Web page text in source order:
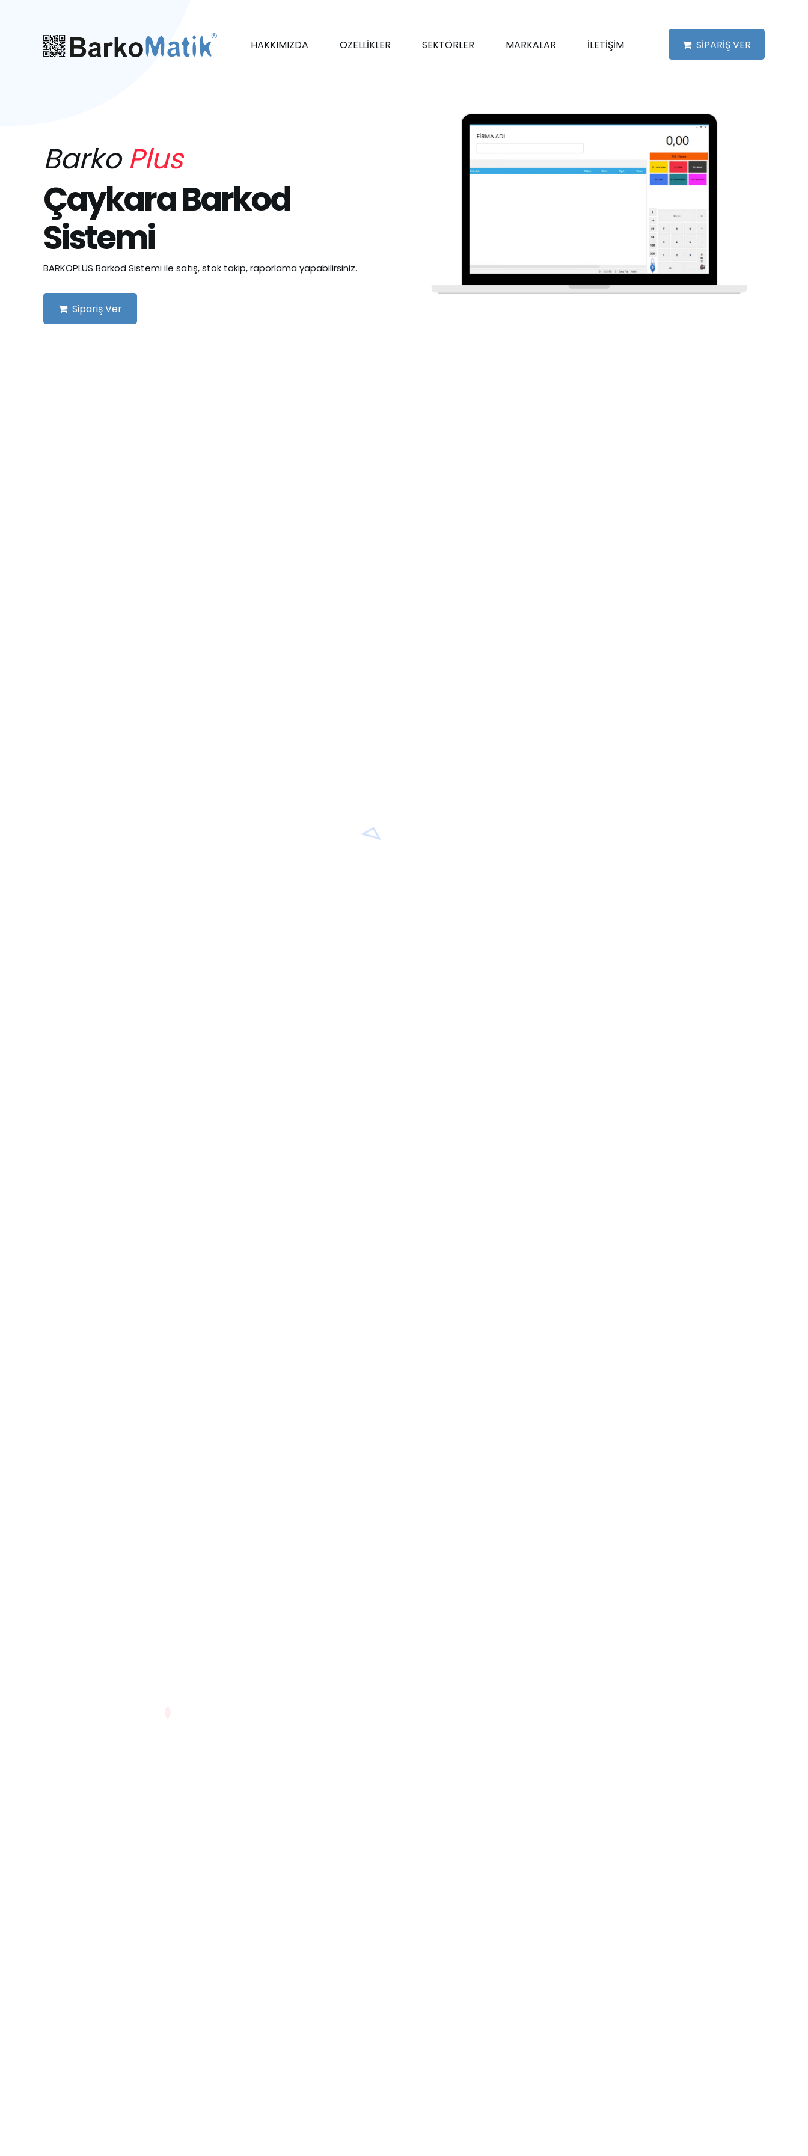
HAKKIMIZDA ÖZELLİKLER SEKTÖRLER MARKALAR İLETİŞİM SİPARİŞ VER
BarkoPlus
Çaykara Barkod
Sistemi
BARKOPLUS Barkod Sistemi ile satış, stok takip, raporlama yapabilirsiniz.
Sipariş Ver